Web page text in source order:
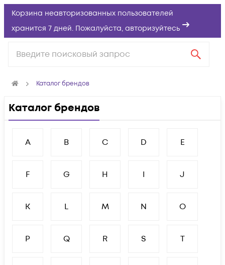
Корзина неавторизованных пользователей
хранится 7 дней. Пожалуйста, авторизуйтесь
Каталог брендов
Каталог брендов
A B C D E
F G H I J
K L M N O
P Q R S T